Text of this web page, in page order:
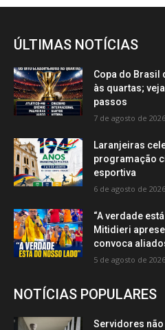
ÚLTIMAS NOTÍCIAS
Copa do
às quartas;
passos
7 de agosto de 2026
Laranjeiras
programação
esportiva
6 de agosto de 2026
“A verdade
Mitidieri
convoca
5 de agosto de 2026
NOTÍCIAS POPULARES
Servidores